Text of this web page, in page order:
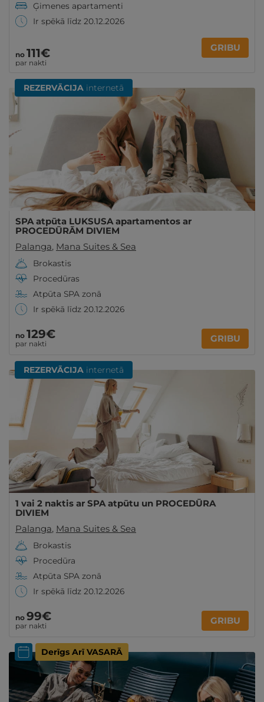
Ģimenes apartamenti
Ir spēkā līdz 20.12.2026
no 111€
par nakti
GRIBU
REZERVĀCIJA internetā
SPA atpūta LUKSUSA apartamentos ar
PROCEDŪRĀM DIVIEM
Palanga, Mana Suites & Sea
Brokastis
Procedūras
Atpūta SPA zonā
Ir spēkā līdz 20.12.2026
no 129€
par nakti GRIBU
REZERVĀCIJA internetā
1 vai 2 naktis ar SPA atpūtu un PROCEDŪRA
DIVIEM
Palanga, Mana Suites & Sea
Brokastis
Procedūra
Atpūta SPA zonā
Ir spēkā līdz 20.12.2026
no 99€
par nakti GRIBU
Derīgs Arī VASARĀ